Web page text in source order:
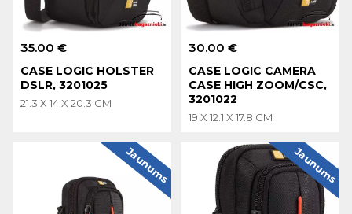
35.00 €
CASE LOGIC HOLSTER
DSLR, 3201025
21.3 X 14 X 20.3 CM
30.00 €
CASE LOGIC CAMERA
CASE HIGH ZOOM/CSC,
3201022
19 X 12.1 X 17.8 CM
Jaunums Jaunums